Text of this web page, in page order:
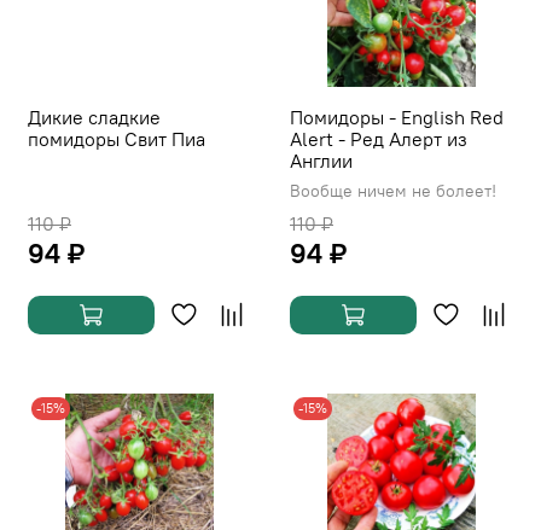
Дикие сладкие
помидоры Свит Пиа
110 ₽
94 ₽
Помидоры - English Red
Alert - Ред Алерт из
Англии
Вообще ничем не болеет!
110 ₽
94 ₽
-15% -15%